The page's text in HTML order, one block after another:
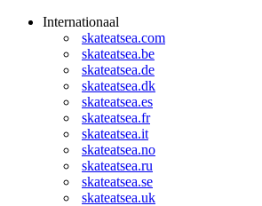
Internationaal
skateatsea.com
skateatsea.be
skateatsea.de
skateatsea.dk
skateatsea.es
skateatsea.fr
skateatsea.it
skateatsea.no
skateatsea.ru
skateatsea.se
skateatsea.uk